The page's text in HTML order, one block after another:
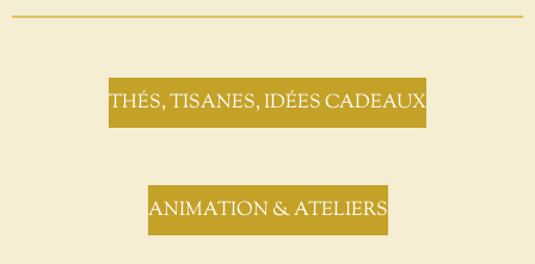
THÉS, TISANES, IDÉES CADEAUX
ANIMATION & ATELIERS